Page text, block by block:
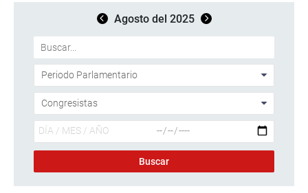
Agosto del 2025